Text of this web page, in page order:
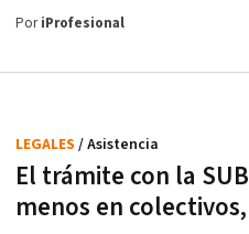
PoriProfesional
El trámite con la
menos en
LEGALES / Asistencia